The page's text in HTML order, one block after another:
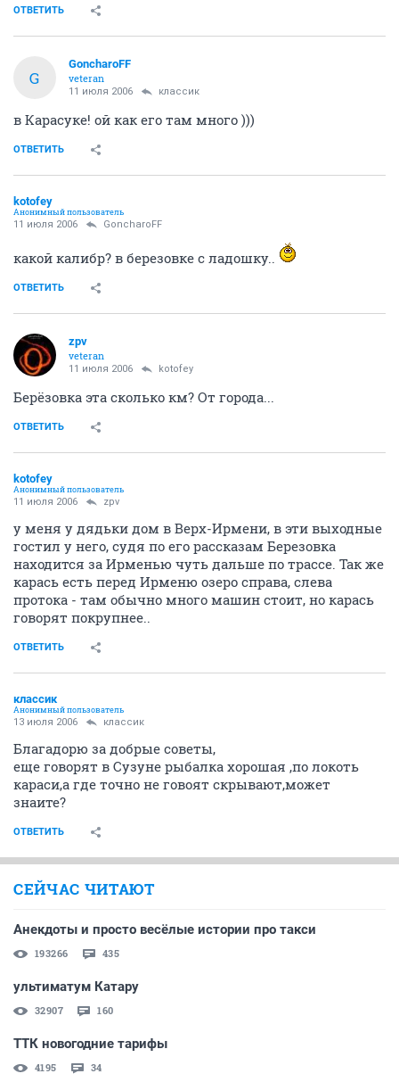
ОТВЕТИТЬ
G
GoncharoFF
veteran
11 июля 2006 классик
в Карасуке! ой как его там много )))
ОТВЕТИТЬ
kotofey
Анонимный пользователь
11 июля 2006 GoncharoFF
какой калибр? в березовке с ладошку..
ОТВЕТИТЬ
zpv
veteran
11 июля 2006 kotofey
Берёзовка эта сколько км? От города...
ОТВЕТИТЬ
kotofey
Анонимный пользователь
11 июля 2006 zpv
у меня у дядьки дом в Верх-Ирмени, в эти выходные
гостил у него, судя по его рассказам Березовка
находится за Ирменью чуть дальше по трассе. Так же
карась есть перед Ирменю озеро справа, слева
протока - там обычно много машин стоит, но карась
говорят покрупнее..
ОТВЕТИТЬ
классик
Анонимный пользователь
13 июля 2006 классик
Благадорю за добрые советы,
еще говорят в Сузуне рыбалка хорошая ,по локоть
караси,а где точно не говоят скрывают,может
знаите?
ОТВЕТИТЬ
СЕЙЧАС ЧИТАЮТ
Анекдоты и просто весёлые истории про такси
193266 435
ультиматум Катару
32907 160
ТТК новогодние тарифы
4195 34